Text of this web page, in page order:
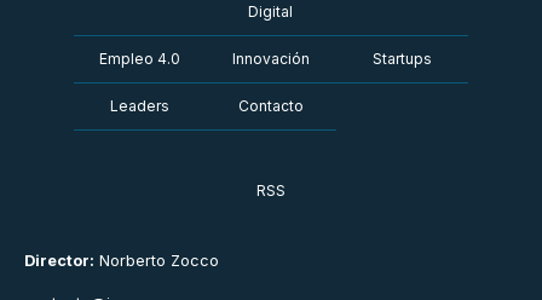
Director: Norberto Zocco
Digital
Empleo 4.0 Innovación Startups
Leaders Contacto
RSS